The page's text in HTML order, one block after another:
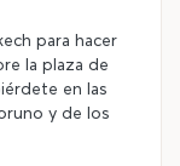
para hacer
la plaza de
en las
y de los